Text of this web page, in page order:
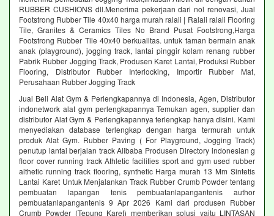
RUBBER CUSHIONS dll.Menerima pekerjaan dari nol renovasi, Jual
Footstrong Rubber Tile 40x40 harga murah ralali | Ralali ralali Flooring
Tile, Granites & Ceramics Tiles No Brand Pusat Footstrong,Harga
Footstrong Rubber Tile 40x40 berkualitas. untuk taman bermain anak
anak (playground), jogging track, lantai pinggir kolam renang rubber
Pabrik Rubber Jogging Track, Produsen Karet Lantai, Produksi Rubber
Flooring, Distributor Rubber Interlocking, Importir Rubber Mat,
Perusahaan Rubber Jogging Track
Jual Beli Alat Gym & Perlengkapannya di Indonesia, Agen, Distributor
indonetwork alat gym perlengkapannya Temukan agen, supplier dan
distributor Alat Gym & Perlengkapannya terlengkap hanya disini. Kami
menyediakan database terlengkap dengan harga termurah untuk
produk Alat Gym. Rubber Paving ( For Playground, Jogging Track)
penutup lantai berjalan track Alibaba Produsen Directory indonesian g
floor cover running track Athletic facilities sport and gym used rubber
althetic running track flooring, synthetic Harga murah 13 Mm Sintetis
Lantai Karet Untuk Menjalankan Track Rubber Crumb Powder tentang
pembuatan lapangan tenis pembuatanlapangantenis author
pembuatanlapangantenis 9 Apr 2026 Kami dari produsen Rubber
Crumb Powder (Tepung Karet) memberikan solusi yaitu LINTASAN